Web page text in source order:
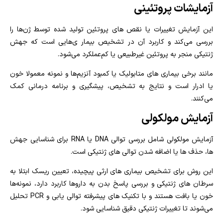
آزمایشات پروتئینی
این آزمایش تغییرات یا نقص‌ های پروتئین تولید شده توسط ژن‌ها را
بررسی می‌کند و کاربرد آن در تشخیص بیمار ی‌هایی است که جهش
ژنتیکی منجر به پروتئین غیرطبیعی یا کم‌عملکرد می‌شود.
مانند برخی بیماری‌ های متابولیک یا کمبود آنزیم‌ها و نمونه معمولا خون
یا ادرار است و نتایج به تشخیص، پیشگیری و برنامه درمانی کمک
می‌کنند.
آزمایش مولکولی
آزمایش مولکولی شامل بررسی توالی DNA یا RNA برای شناسایی جهش‌
ها، حذف‌ ها یا اضافه شدن توالی‌ های ژنتیکی است.
این روش برای تشخیص بیماری‌ های ارثی پیچیده، تعیین ریسک ابتلا به
سرطان‌ های ژنتیکی و بررسی پاسخ بدن به داروها کاربرد دارد، نمونه‌ها
خون یا بافت هستند و با تکنیک‌ های پیشرفته توالی‌ یابی و PCR تحلیل
می‌شوند تا تغییرات ژنتیکی دقیق شناسایی شود.